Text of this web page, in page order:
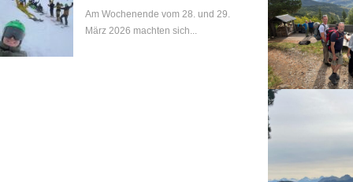
Am Wochenende vom 28. und 29.
März 2026 machten sich...